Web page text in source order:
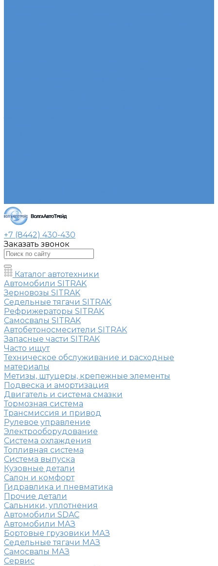
+7 (8442) 430-430
Заказать звонок
Каталог автотехники
Автомобили SITRAK
Зерновозы SITRAK
Седельные тягачи SITRAK
Рефрижераторы SITRAK
Самосвалы SITRAK
Автобетоносмесители SITRAK
Запасные части SITRAK
Часто ищут
Техническое обслуживание и расходные
материалы
Метизы, штуцеры, крепежные элементы
Подвеска и амортизация
Двигатель и система смазки
Тормозная система
Трансмиссия и привод
Рулевое управление
Электрооборудование
Система охлаждения
Топливная система
Система выпуска
Кузовные детали
Салон и комфорт
Гидравлика и пневматика
Прочие детали
Сальники, уплотнения
Автомобили SDAC
Автомобили МАЗ
Бортовые грузовики МАЗ
Седельные тягачи МАЗ
Самосвалы МАЗ
Сервис